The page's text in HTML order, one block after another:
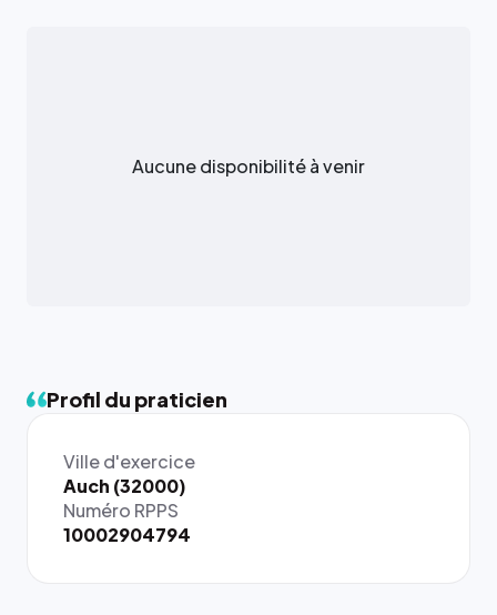
Aucune disponibilité à venir
Profil du praticien
Ville d'exercice
Auch (32000)
Numéro RPPS
10002904794